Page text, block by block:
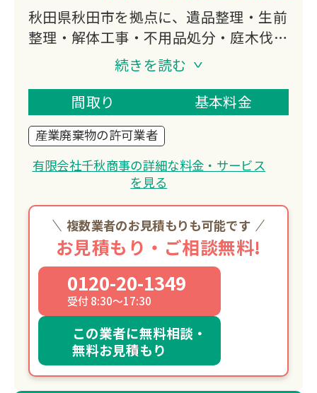
秋田県秋田市を拠点に、遺品整理・生前
整理・解体工事・不用品処分・庭木伐採
など幅広く対応。遺品整理士資格を持つ
スタッフが心を込めてサポート。
産業廃棄物収集運搬許可や解体工事施工
技士など、専門資格を持つ地域密着型企
業です。
続きを読む
間取り
基本料金
産業廃棄物の許可業者
有限会社千秋商事の詳細な料金・サービス
を見る
複数業者のお見積もりも可能です
お見積もり・ご相談無料!
0120-20-1349
受付 8:30～17:30
この業者に無料相談・
無料お見積もり